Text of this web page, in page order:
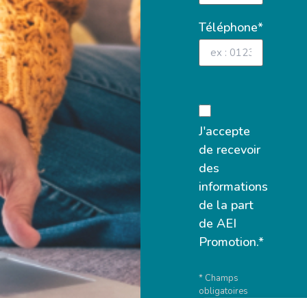
Téléphone*
J'accepte
de recevoir
des
informations
de la part
de AEI
Promotion.*
* Champs
obligatoires